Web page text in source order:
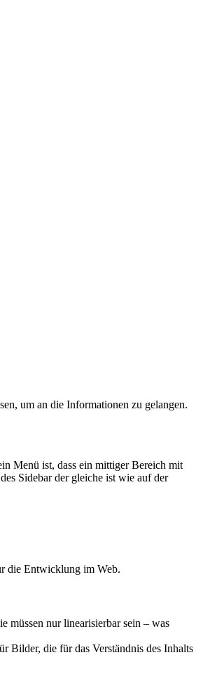
um an die Informationen zu gelangen.
Menü ist, dass ein mittiger Bereich mit
Sidebar der gleiche ist wie auf der
die Entwicklung im Web.
müssen nur linearisierbar sein – was
Bilder, die für das Verständnis des Inhalts